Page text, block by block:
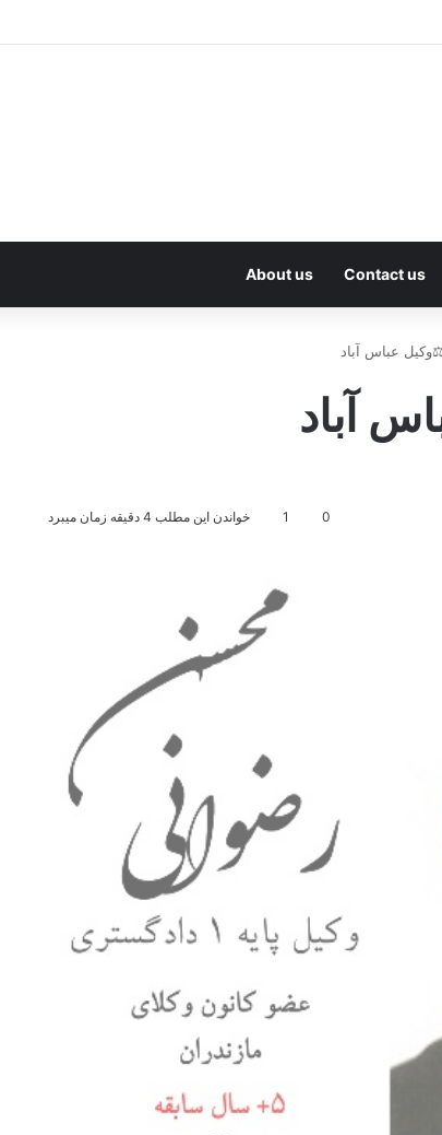
Contact us
About us
عباس آباد
آباد
0
1 خواندن این مطلب 4 دقیقه زمان میبرد